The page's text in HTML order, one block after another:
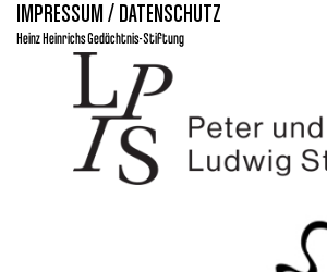
IMPRESSUM / DATENSCHUTZ
Heinz Heinrichs Gedächtnis-Stiftung